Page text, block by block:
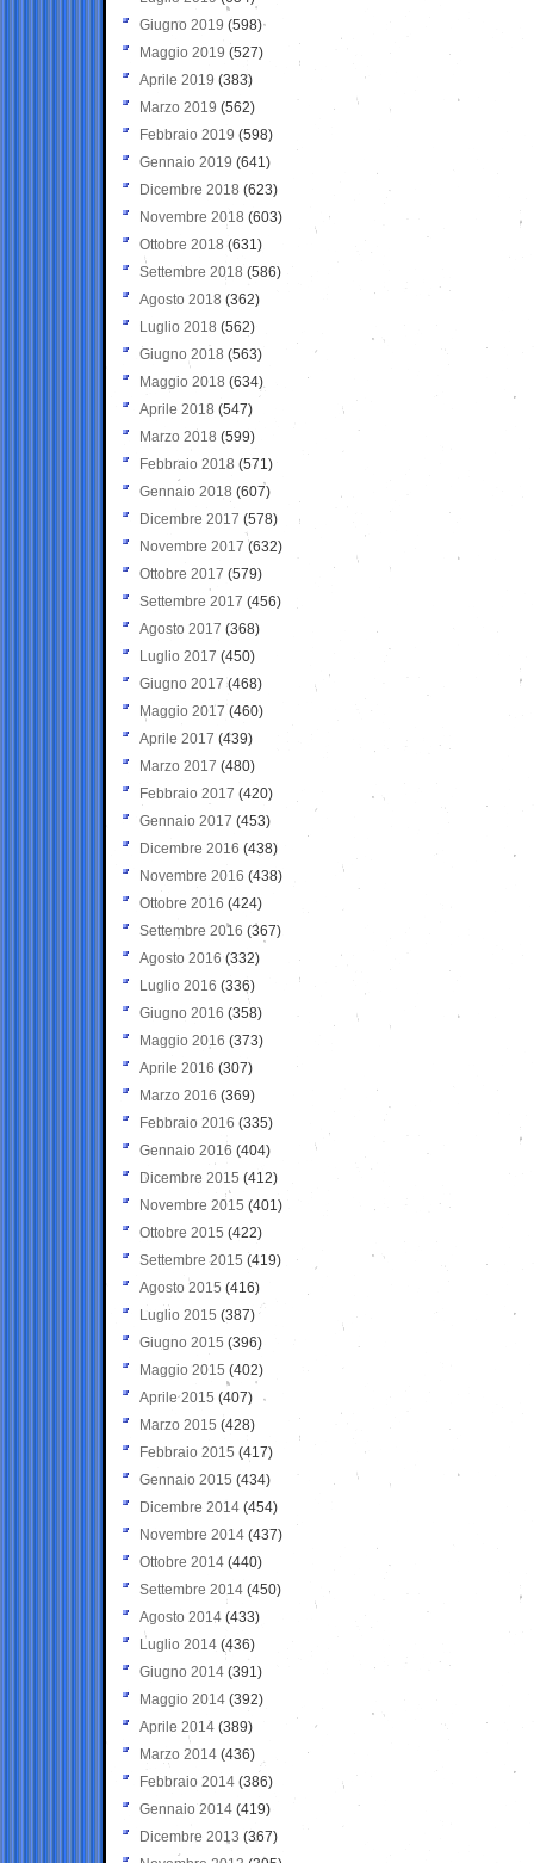
Giugno 2019 (598)
Maggio 2019 (527)
Aprile 2019 (383)
Marzo 2019 (562)
Febbraio 2019 (598)
Gennaio 2019 (641)
Dicembre 2018 (623)
Novembre 2018 (603)
Ottobre 2018 (631)
Settembre 2018 (586)
Agosto 2018 (362)
Luglio 2018 (562)
Giugno 2018 (563)
Maggio 2018 (634)
Aprile 2018 (547)
Marzo 2018 (599)
Febbraio 2018 (571)
Gennaio 2018 (607)
Dicembre 2017 (578)
Novembre 2017 (632)
Ottobre 2017 (579)
Settembre 2017 (456)
Agosto 2017 (368)
Luglio 2017 (450)
Giugno 2017 (468)
Maggio 2017 (460)
Aprile 2017 (439)
Marzo 2017 (480)
Febbraio 2017 (420)
Gennaio 2017 (453)
Dicembre 2016 (438)
Novembre 2016 (438)
Ottobre 2016 (424)
Settembre 2016 (367)
Agosto 2016 (332)
Luglio 2016 (336)
Giugno 2016 (358)
Maggio 2016 (373)
Aprile 2016 (307)
Marzo 2016 (369)
Febbraio 2016 (335)
Gennaio 2016 (404)
Dicembre 2015 (412)
Novembre 2015 (401)
Ottobre 2015 (422)
Settembre 2015 (419)
Agosto 2015 (416)
Luglio 2015 (387)
Giugno 2015 (396)
Maggio 2015 (402)
Aprile 2015 (407)
Marzo 2015 (428)
Febbraio 2015 (417)
Gennaio 2015 (434)
Dicembre 2014 (454)
Novembre 2014 (437)
Ottobre 2014 (440)
Settembre 2014 (450)
Agosto 2014 (433)
Luglio 2014 (436)
Giugno 2014 (391)
Maggio 2014 (392)
Aprile 2014 (389)
Marzo 2014 (436)
Febbraio 2014 (386)
Gennaio 2014 (419)
Dicembre 2013 (367)